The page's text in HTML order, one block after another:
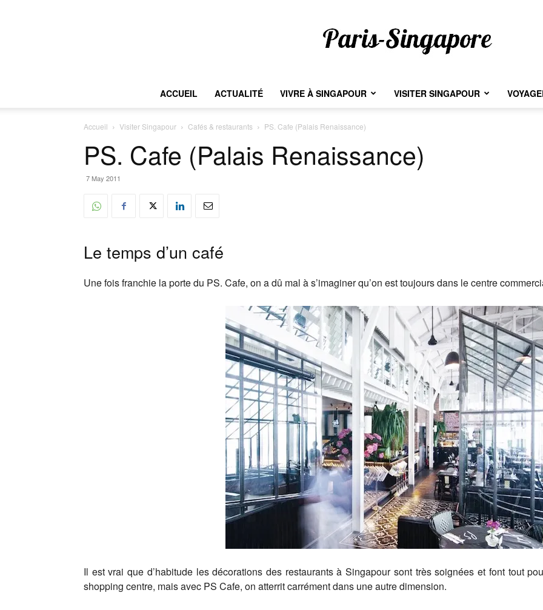
Paris-
ACCUEIL ACTUALITÉ VIVRE À SINGAPOUR VISITER SINGAPOUR
Accueil Visiter Singapour Cafés & restaurants PS. Cafe (Palais Renaissance)
PS. Cafe (Palais Renaissance)
7 May 2011
Le temps d’un café
Une fois franchie la porte du PS. Cafe, on a dû mal à s’imaginer qu’on est toujours dans le centre
Il est vrai que d’habitude les décorations des restaurants à Singapour sont très soignées et font tout
shopping centre, mais avec PS Cafe, on atterrit carrément dans une autre dimension.